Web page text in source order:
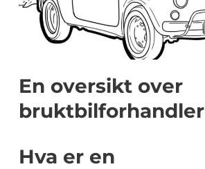
En oversikt over
bruktbilforhandler
Hva er en